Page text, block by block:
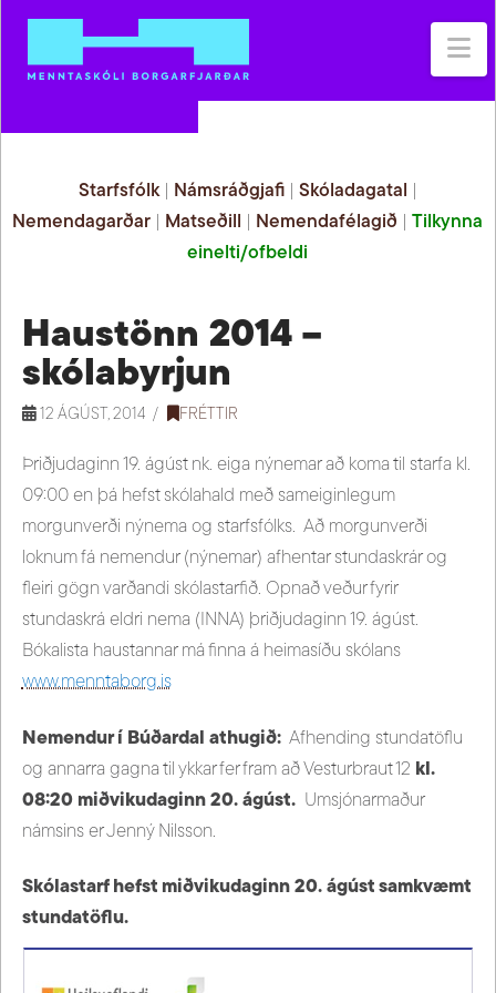
Starfsfólk| Námsráðgjafi| Skóladagatal
Nemendagarðar
Matseðill Nemendafélagið |Tilkynna
einelti/ofbeldi
Haustönn 2014 –
skólabyrjun
12 ÁGÚST, 2014 FRÉTTIR
Þriðjudaginn 19. ágúst nk. eiga nýnemar að koma til starfa kl.
09:00 en þá hefst skólahald með sameiginlegum
morgunverði nýnema og starfsfólks. Að morgunverði
loknum fá nemendur (nýnemar) afhentar stundaskrár og
fleiri gögn varðandi skólastarfið. Opnað veður fyrir
stundaskrá eldri nema (INNA) þriðjudaginn 19. ágúst.
Bókalista haustannar má finna á heimasíðu skólans
www.menntaborg.is
Nemendur í Búðardal athugið:Afhending stundatöflu
og annarra gagna til ykkar fer fram að Vesturbraut 12 kl.
08:20 miðvikudaginn 20. ágúst.Umsjónarmaður
námsins er Jenný Nilsson.
Skólastarf hefst miðvikudaginn 20. ágúst samkvæmt
stundatöflu.